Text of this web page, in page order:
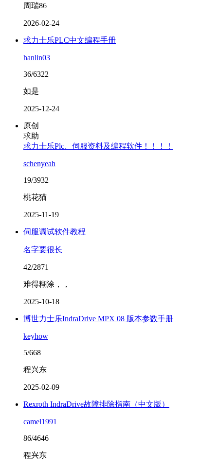
周瑞86
2026-02-24
求力士乐PLC中文编程手册
hanlin03
36/6322
如是
2025-12-24
原创
求助
求力士乐Plc、伺服资料及编程软件！！！！
schenyeah
19/3932
桃花猫
2025-11-19
伺服调试软件教程
名字要很长
42/2871
难得糊涂，，
2025-10-18
博世力士乐IndraDrive MPX 08 版本参数手册
keyhow
5/668
程兴东
2025-02-09
Rexroth IndraDrive故障排除指南（中文版）
camel1991
86/4646
程兴东